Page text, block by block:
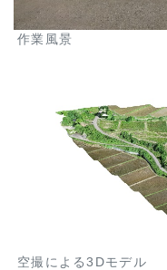
作業風景
空撮による3Dモデル